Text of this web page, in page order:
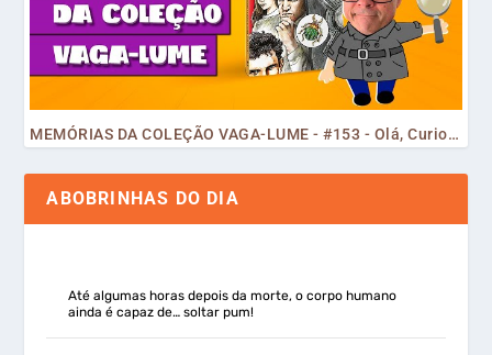
MEMÓRIAS DA COLEÇÃO VAGA-LUME - #153 - Olá, Curiosos! 2023
ABOBRINHAS DO DIA
Até algumas horas depois da morte, o corpo humano
ainda é capaz de… soltar pum!